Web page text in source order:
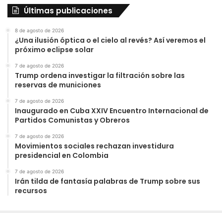
Últimas publicaciones
8 de agosto de 2026
¿Una ilusión óptica o el cielo al revés? Así veremos el
próximo eclipse solar
7 de agosto de 2026
Trump ordena investigar la filtración sobre las
reservas de municiones
7 de agosto de 2026
Inaugurado en Cuba XXIV Encuentro Internacional de
Partidos Comunistas y Obreros
7 de agosto de 2026
Movimientos sociales rechazan investidura
presidencial en Colombia
7 de agosto de 2026
Irán tilda de fantasía palabras de Trump sobre sus
recursos